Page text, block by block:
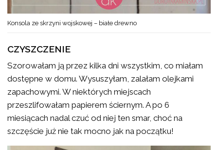
Konsola ze skrzyni wojskowej – białe drewno
CZYSZCZENIE
Szorowałam ją przez kilka dni wszystkim, co miałam
dostępne w domu. Wysuszyłam, zalałam olejkami
zapachowymi. W niektórych miejscach
przeszlifowałam papierem ściernym. A po 6
miesiącach nadal czuć od niej ten smar, choć na
szczęście już nie tak mocno jak na początku!